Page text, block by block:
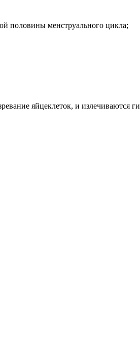
половины менструального цикла;
яйцеклеток, и излечиваются